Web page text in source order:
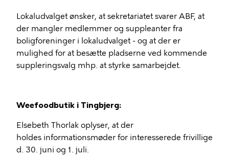
Lokaludvalget ønsker, at sekretariatet svarer ABF, at
der mangler medlemmer og suppleanter fra
boligforeninger i lokaludvalget - og at der er
mulighed for at besætte pladserne ved kommende
suppleringsvalg mhp. at styrke samarbejdet.
Weefoodbutik i Tingbjerg:
Elsebeth Thorlak oplyser, at der
holdes informationsmøder for interesserede frivillige
d. 30. juni og 1. juli.